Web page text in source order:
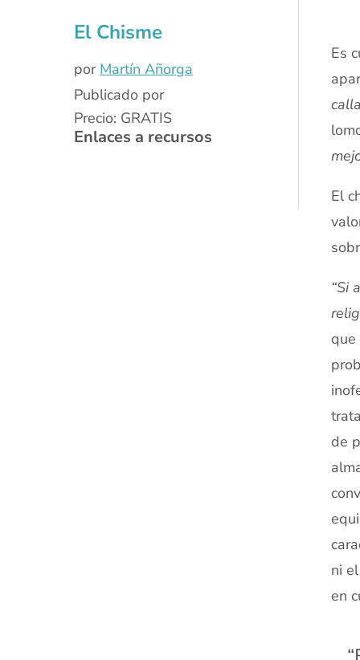
El Chisme
por Martín Añorga
Publicado por
Precio: GRATIS
Enlaces a recursos
Es
El
“Si
que
de
ni
en